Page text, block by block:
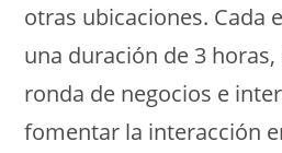
otras ubicaciones. Cada
una duración de 3
ronda de negocios e
fomentar la interacción